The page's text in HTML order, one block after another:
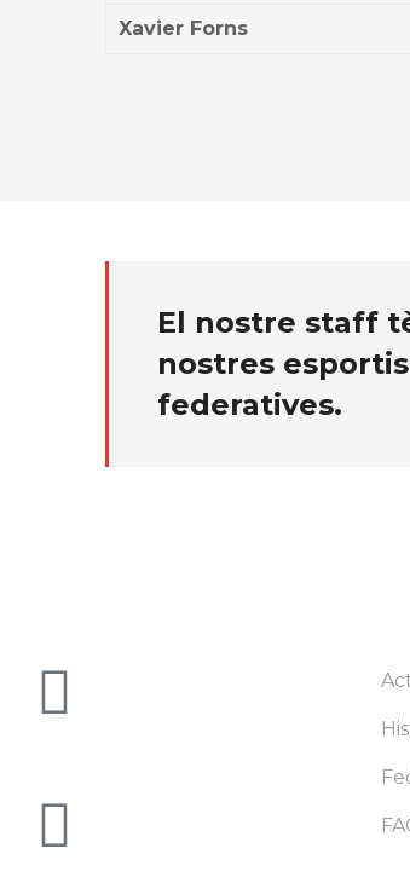
Xavier Forns
El nostre staff
nostres
federatives.